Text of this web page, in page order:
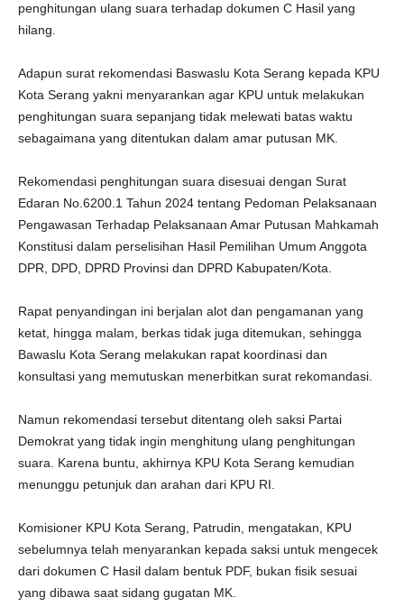
penghitungan ulang suara terhadap dokumen C Hasil yang
hilang.
Adapun surat rekomendasi Baswaslu Kota Serang kepada KPU
Kota Serang yakni menyarankan agar KPU untuk melakukan
penghitungan suara sepanjang tidak melewati batas waktu
sebagaimana yang ditentukan dalam amar putusan MK.
Rekomendasi penghitungan suara disesuai dengan Surat
Edaran No.6200.1 Tahun 2024 tentang Pedoman Pelaksanaan
Pengawasan Terhadap Pelaksanaan Amar Putusan Mahkamah
Konstitusi dalam perselisihan Hasil Pemilihan Umum Anggota
DPR, DPD, DPRD Provinsi dan DPRD Kabupaten/Kota.
Rapat penyandingan ini berjalan alot dan pengamanan yang
ketat, hingga malam, berkas tidak juga ditemukan, sehingga
Bawaslu Kota Serang melakukan rapat koordinasi dan
konsultasi yang memutuskan menerbitkan surat rekomandasi.
Namun rekomendasi tersebut ditentang oleh saksi Partai
Demokrat yang tidak ingin menghitung ulang penghitungan
suara. Karena buntu, akhirnya KPU Kota Serang kemudian
menunggu petunjuk dan arahan dari KPU RI.
Komisioner KPU Kota Serang, Patrudin, mengatakan, KPU
sebelumnya telah menyarankan kepada saksi untuk mengecek
dari dokumen C Hasil dalam bentuk PDF, bukan fisik sesuai
yang dibawa saat sidang gugatan MK.